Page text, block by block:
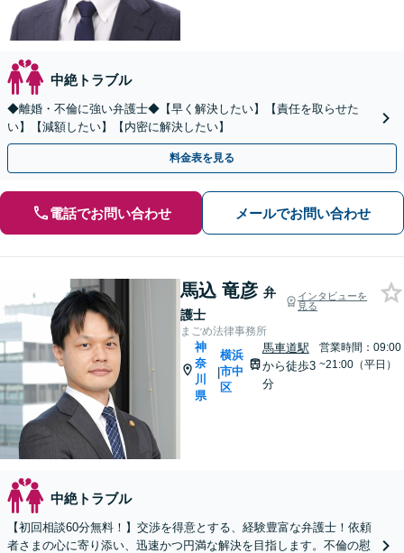
中絶トラブル
◆離婚・不倫に強い弁護士◆【早く解決したい】【責任を取らせた
い】【減額したい】【内密に解決したい】
料金表を見る
電話でお問い合わせ メールでお問い合わせ
馬込 竜彦 弁
護士
インタビューを
見る
まごめ法律事務所
神
奈
川
県
|
横浜
市中
区
馬車道駅
から徒歩3
分
営業時間：09:00
~21:00（平日）
中絶トラブル
【初回相談60分無料！】交渉を得意とする、経験豊富な弁護士！依頼
者さまの心に寄り添い、迅速かつ円満な解決を目指します。不倫の慰